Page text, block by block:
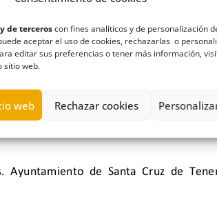
de terceroscon fines analíticos y de personalización
aceptar el uso de cookies, rechazarlas o
editar sus preferencias o tener más información,
sitio web.
web Rechazar cookies